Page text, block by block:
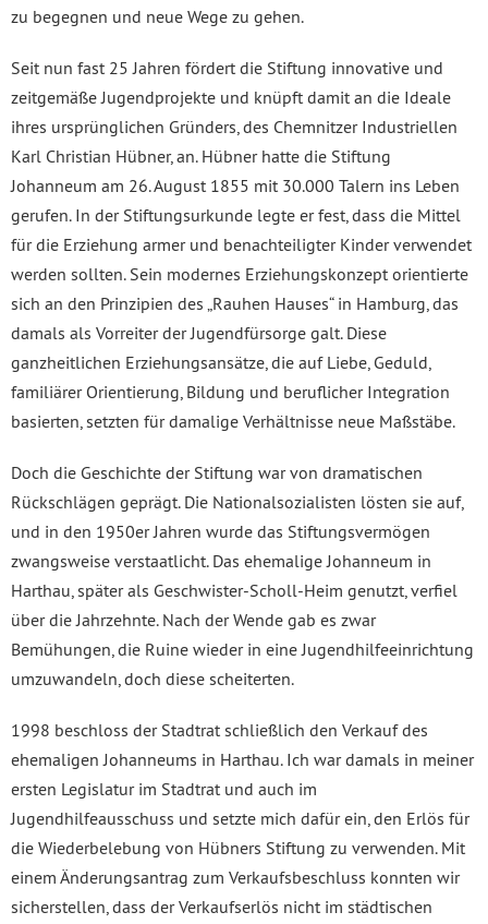
zu begegnen und neue Wege zu gehen.
Seit nun fast 25 Jahren fördert die Stiftung innovative und
zeitgemäße Jugendprojekte und knüpft damit an die Ideale
ihres ursprünglichen Gründers, des Chemnitzer Industriellen
Karl Christian Hübner, an. Hübner hatte die Stiftung
Johanneum am 26. August 1855 mit 30.000 Talern ins Leben
gerufen. In der Stiftungsurkunde legte er fest, dass die Mittel
für die Erziehung armer und benachteiligter Kinder verwendet
werden sollten. Sein modernes Erziehungskonzept orientierte
sich an den Prinzipien des „Rauhen Hauses“ in Hamburg, das
damals als Vorreiter der Jugendfürsorge galt. Diese
ganzheitlichen Erziehungsansätze, die auf Liebe, Geduld,
familiärer Orientierung, Bildung und beruflicher Integration
basierten, setzten für damalige Verhältnisse neue Maßstäbe.
Doch die Geschichte der Stiftung war von dramatischen
Rückschlägen geprägt. Die Nationalsozialisten lösten sie auf,
und in den 1950er Jahren wurde das Stiftungsvermögen
zwangsweise verstaatlicht. Das ehemalige Johanneum in
Harthau, später als Geschwister-Scholl-Heim genutzt, verfiel
über die Jahrzehnte. Nach der Wende gab es zwar
Bemühungen, die Ruine wieder in eine Jugendhilfeeinrichtung
umzuwandeln, doch diese scheiterten.
1998 beschloss der Stadtrat schließlich den Verkauf des
ehemaligen Johanneums in Harthau. Ich war damals in meiner
ersten Legislatur im Stadtrat und auch im
Jugendhilfeausschuss und setzte mich dafür ein, den Erlös für
die Wiederbelebung von Hübners Stiftung zu verwenden. Mit
einem Änderungsantrag zum Verkaufsbeschluss konnten wir
sicherstellen, dass der Verkaufserlös nicht im städtischen